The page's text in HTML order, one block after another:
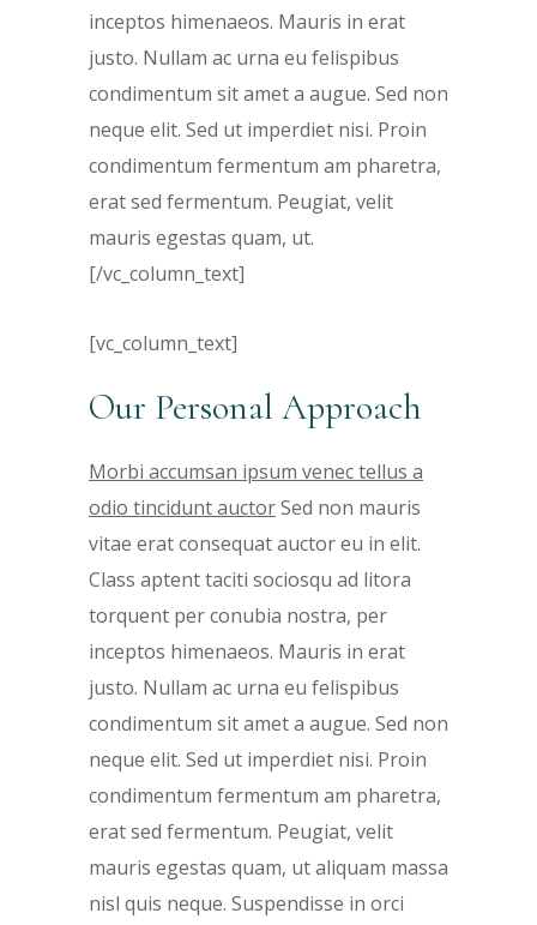
inceptos himenaeos. Mauris in erat
justo. Nullam ac urna eu felispibus
condimentum sit amet a augue. Sed non
neque elit. Sed ut imperdiet nisi. Proin
condimentum fermentum am pharetra,
erat sed fermentum. Peugiat, velit
mauris egestas quam, ut.
[/vc_column_text]
[vc_column_text]
Our Personal Approach
Morbi accumsan ipsum venec tellus a
odio tincidunt auctorSed non mauris
vitae erat consequat auctor eu in elit.
Class aptent taciti sociosqu ad litora
torquent per conubia nostra, per
inceptos himenaeos. Mauris in erat
justo. Nullam ac urna eu felispibus
condimentum sit amet a augue. Sed non
neque elit. Sed ut imperdiet nisi. Proin
condimentum fermentum am pharetra,
erat sed fermentum. Peugiat, velit
mauris egestas quam, ut aliquam massa
nisl quis neque. Suspendisse in orci